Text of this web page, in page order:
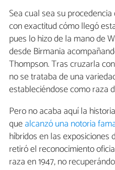
Sea cual sea su
con exactitud cómo llegó
pues lo hizo de la mano de
desde Birmania
Thompson. Tras cruzarla
no se trataba de una
estableciéndose como raza
Pero no acaba aquí la
quealcanzó una notoria
híbridos en las exposiciones
retiró el reconocimiento
raza en 1947, no